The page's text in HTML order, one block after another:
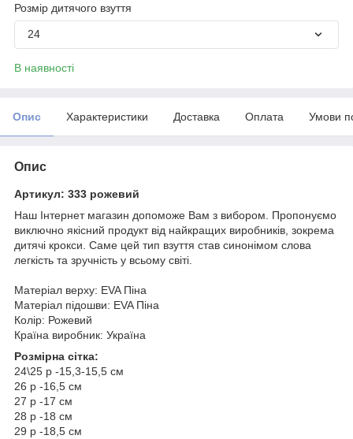
Розмір дитячого взуття
24
В наявності
Опис Характеристики Доставка Оплата Умови
Опис
Артикул: 333 рожевий
Наш Інтернет магазин допоможе Вам з вибором. Пропонуємо
виключно якісний продукт від найкращих виробників, зокрема
дитячі крокси. Саме цей тип взуття став синонімом слова
легкість та зручність у всьому світі.
Матеріал верху: EVA Піна
Матеріал підошви: EVA Піна
Колір: Рожевий
Країна виробник: Україна
Розмірна сітка:
24\25 р -15,3-15,5 см
26 р -16,5 см
27 р -17 см
28 р -18 см
29 р -18,5 см